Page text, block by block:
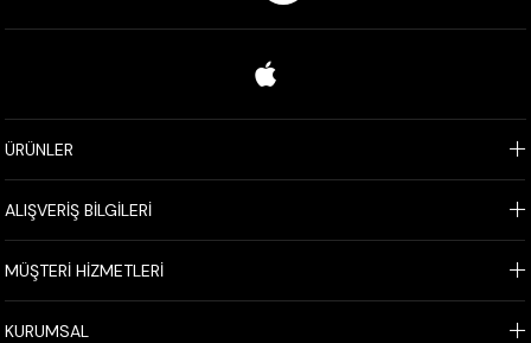
ÜRÜNLER
ALIŞVERİŞ BİLGİLERİ
MÜŞTERİ HİZMETLERİ
KURUMSAL